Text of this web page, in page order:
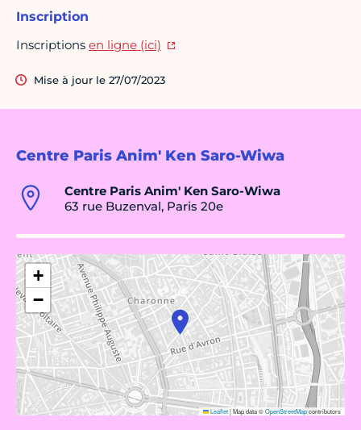
Centre Paris Anim' Ken Saro-Wiwa
Centre Paris Anim' Ken Saro-Wiwa
63 rue Buzenval, Paris 20e
+
−
Leaflet|Map data ©OpenStreetMapcontributors
Inscription
Inscriptions en ligne (ici)
Mise à jour le 27/07/2023